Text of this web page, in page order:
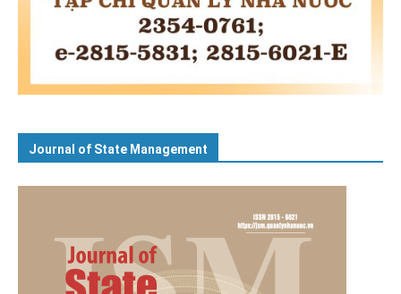
Journal of State Management